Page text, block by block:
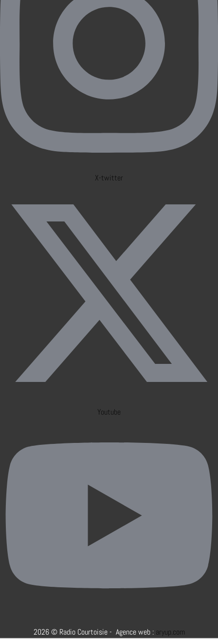
X-twitter
Youtube
2026 © Radio Courtoisie - Agence web : aryup.com